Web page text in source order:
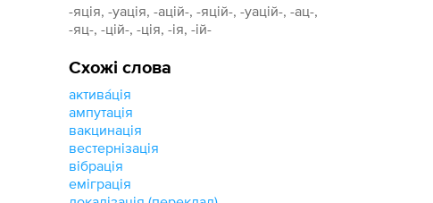
-яція, -уація, -ацій-, -яцій-, -уацій-, -ац-,
-яц-, -цій-, -ція, -ія, -ій-
Схожі слова
актива́ція
ампутація
вакцинація
вестернізація
вібрація
еміграція